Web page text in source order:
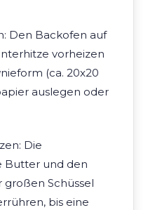
Den Backofen auf
vorheizen
(ca. 20x20
auslegen oder
Die
Butter und den
großen Schüssel
bis eine